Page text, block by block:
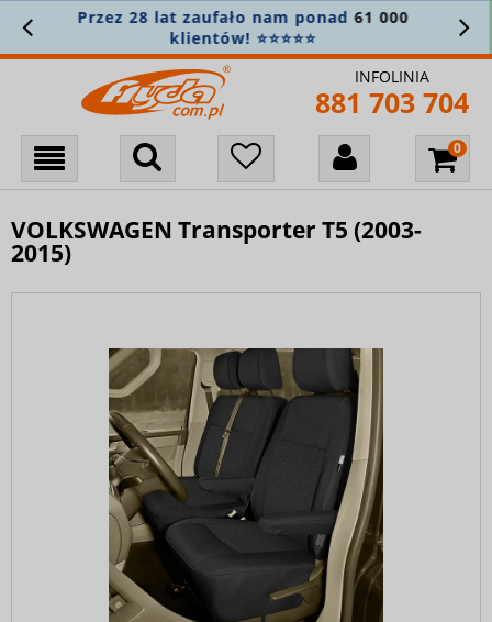
28 lat zaufało nam ponad 61 000
klientów! ⭐⭐⭐⭐⭐
INFOLINIA
881 703 704
VOLKSWAGEN Transporter T5 (2003-
2015)